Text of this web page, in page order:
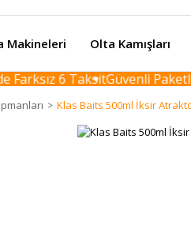
Makineleri Olta Kamışları
6 TaksitGüvenli
Klas Baits 500ml İksir